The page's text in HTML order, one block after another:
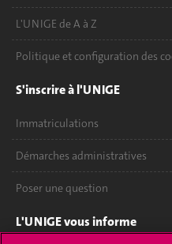
L'UNIGE de A à Z
Politique et configuration des
S'inscrire à l'UNIGE
Immatriculations
Démarches administratives
Poser une question
L'UNIGE vous informe